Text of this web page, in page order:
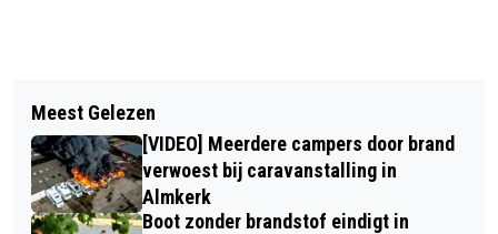
SCOOTERRIJDER GEWOND NA
BOTSING MET AUTO IN NIEUWKUIJK
CARNAVALSOPTOCHT "D'N OPSTOED"
TILBURG
Meest Gelezen
[VIDEO] Meerdere campers door brand
verwoest bij caravanstalling in
Almkerk
Boot zonder brandstof eindigt in